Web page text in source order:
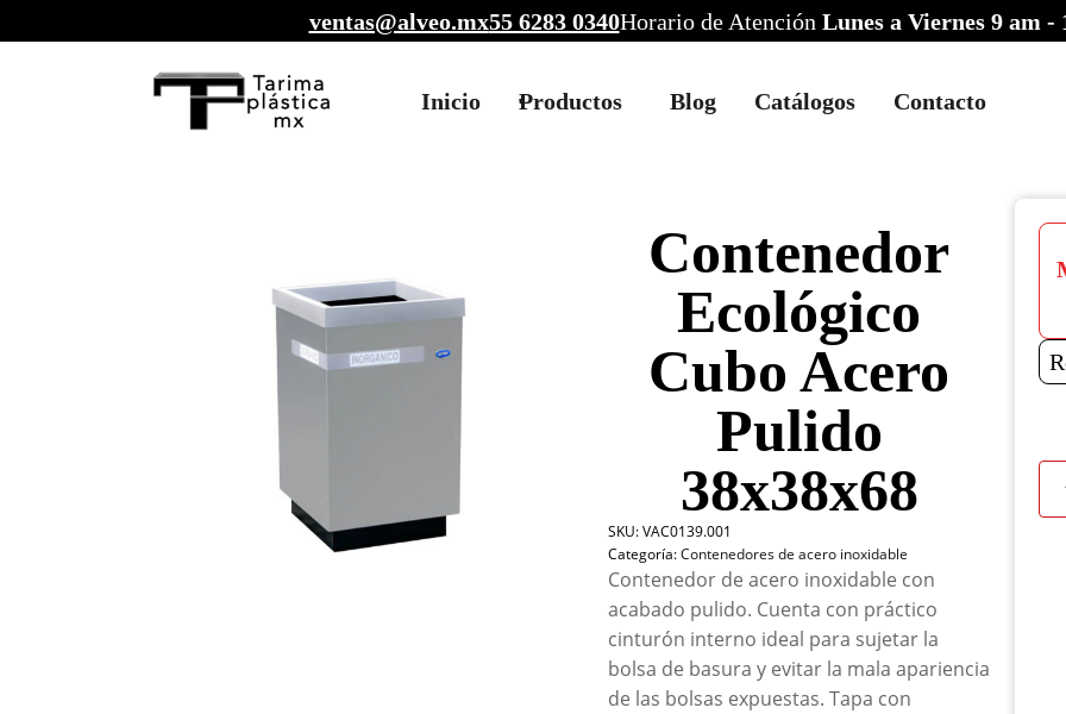
ventas@alveo.mx55 6283 0340Horario de Atención Lunes a Viernes 9 am
Inicio Productos Blog Catálogos Contacto
Contenedor
Ecológico
Cubo Acero
Pulido
38x38x68
SKU:VAC0139.001
Categoría:Contenedores de acero inoxidable
Contenedor de acero inoxidable con
acabado pulido. Cuenta con práctico
cinturón interno ideal para sujetar la
bolsa de basura y evitar la mala apariencia
de las bolsas expuestas. Tapa con